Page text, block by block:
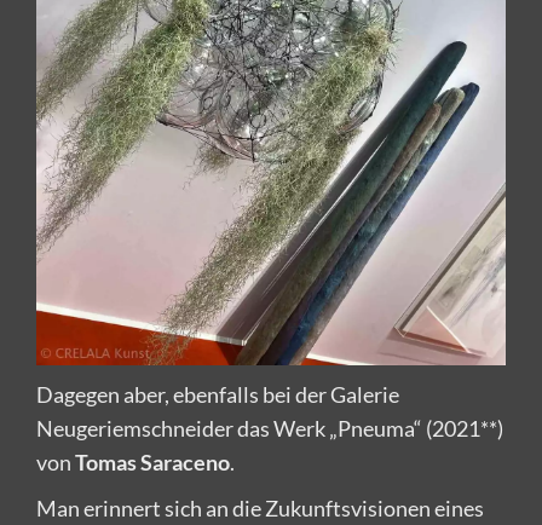
Dagegen aber, ebenfalls bei der Galerie
Neugeriemschneider das Werk „Pneuma“ (2021**)
vonTomas Saraceno.
Man erinnert sich an die Zukunftsvisionen eines